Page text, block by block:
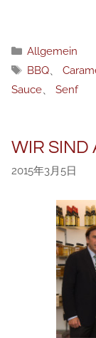
分
类
Allgemein
标
BBQ、
Sauce、 Senf
WIR SIND
2015年3月5日